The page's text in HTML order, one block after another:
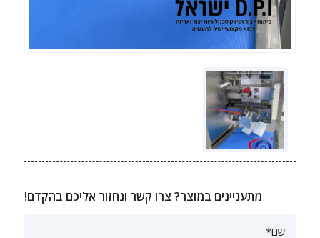
מתעניינים במוצר? צרו קשר ונחזור אליכם בהקדם!